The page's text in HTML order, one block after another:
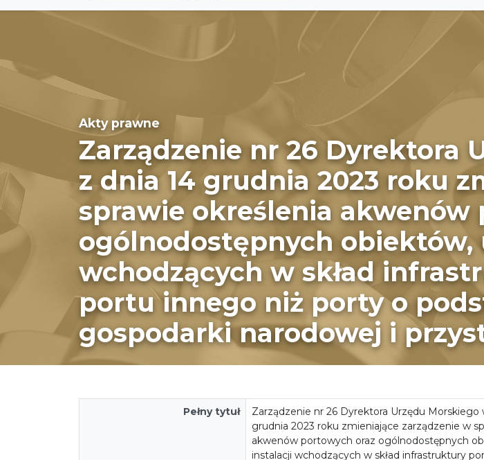
Akty prawne
Zarządzenie nr 26 Dyrektora
z dnia 14 grudnia 2023 roku
sprawie określenia akwenów
ogólnodostępnych obiektów,
wchodzących w skład
portu innego niż porty o
gospodarki narodowej i
Pełny tytuł
Zarządzenie nr 26 Dyrektora Urzędu Morskiego
grudnia 2023 roku zmieniające zarządzenie w
akwenów portowych oraz ogólnodostępnych
instalacji wchodzących w skład infrastruktury